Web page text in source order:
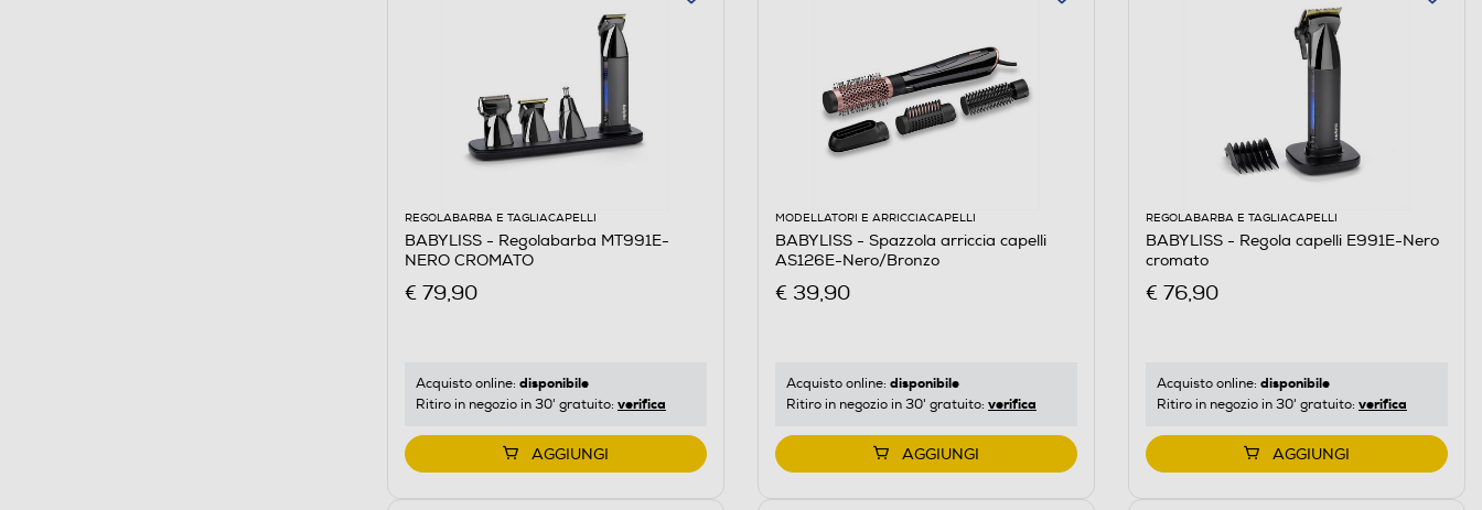
REGOLABARBA E TAGLIACAPELLI
BABYLISS - Regolabarba MT991E-
NERO CROMATO
€ 79,90
Acquisto online: disponibile
Ritiro in negozio in 30' gratuito: verifica
AGGIUNGI
MODELLATORI E ARRICCIACAPELLI
BABYLISS - Spazzola arriccia capelli
AS126E-Nero/Bronzo
€ 39,90
Acquisto online: disponibile
Ritiro in negozio in 30' gratuito: verifica
AGGIUNGI
REGOLABARBA E TAGLIACAPELLI
BABYLISS - Regola capelli E991E-Nero
cromato
€ 76,90
Acquisto online: disponibile
Ritiro in negozio in 30' gratuito: verifica
AGGIUNGI